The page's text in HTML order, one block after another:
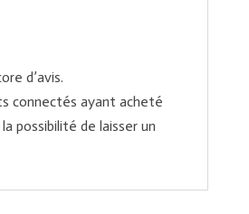
d’avis.
connectés ayant acheté
possibilité de laisser un